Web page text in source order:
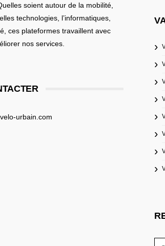
soient autour de la mobilité
technologies, l’informatiques,
, ces plateformes travaillent avec
nos services.
urbain.com